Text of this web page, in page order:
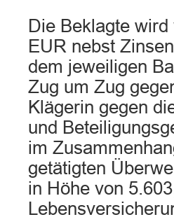
Die Beklagte
EUR nebst
dem jeweiligen
Zug um Zug
Klägerin gegen
und
im
getätigten
in Höhe von